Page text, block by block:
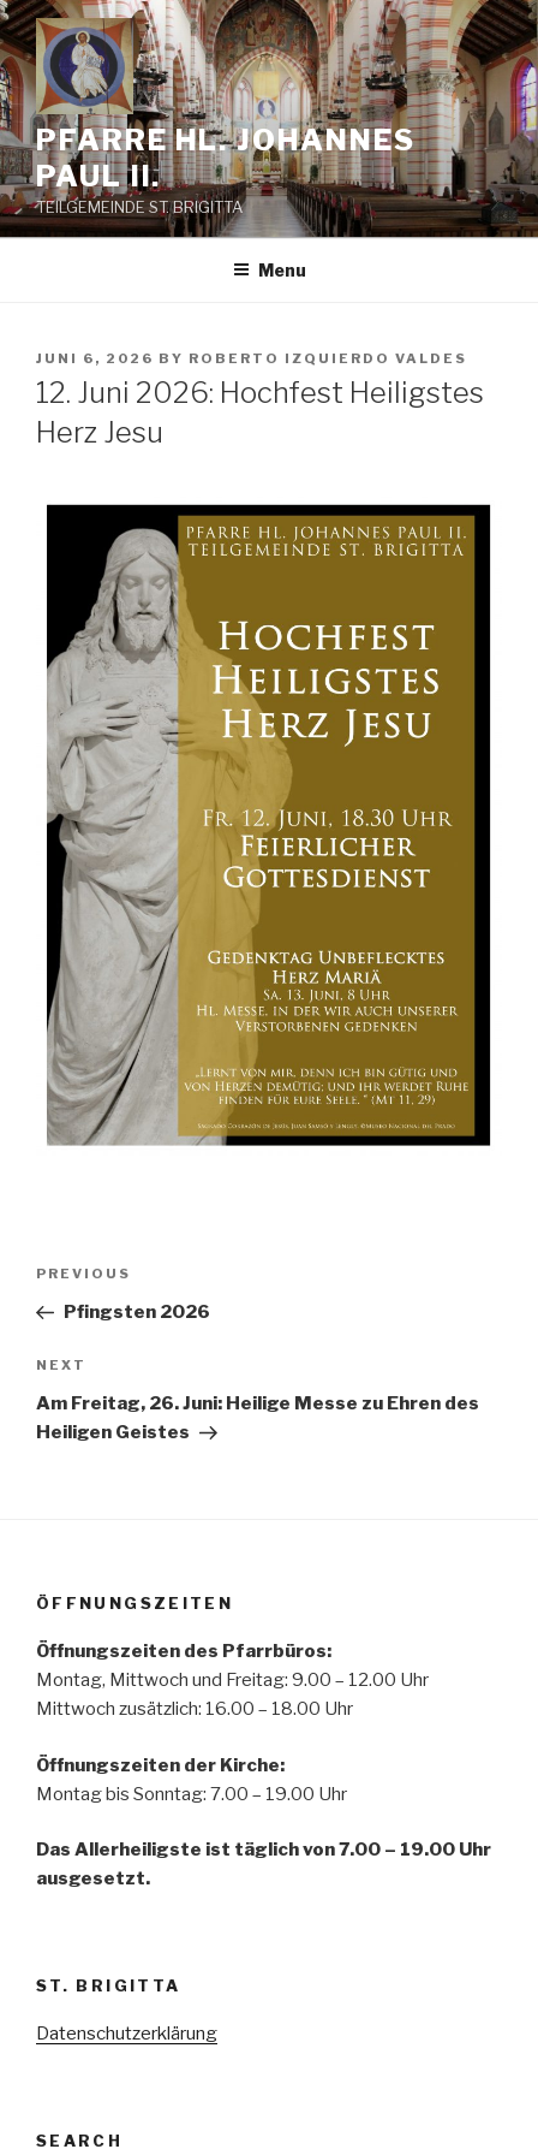
Skip
to
content
PFARRE HL. JOHANNES
PAUL II.
TEILGEMEINDE ST. BRIGITTA
Menu
POSTED
ON
JUNI 6, 2026 BY ROBERTO IZQUIERDO VALDES
12. Juni 2026: Hochfest Heiligstes
Herz Jesu
Beitrags-
Previous
Post
PREVIOUS
Pfingsten 2026
Next
Post
NEXT
Am Freitag, 26. Juni: Heilige Messe zu Ehren des
Heiligen Geistes
ÖFFNUNGSZEITEN
Öffnungszeiten des Pfarrbüros:
Montag, Mittwoch und Freitag: 9.00 – 12.00 Uhr
Mittwoch zusätzlich: 16.00 – 18.00 Uhr
Öffnungszeiten der Kirche:
Montag bis Sonntag: 7.00 – 19.00 Uhr
Das Allerheiligste ist täglich von 7.00 – 19.00 Uhr
ausgesetzt.
ST. BRIGITTA
Datenschutzerklärung
SEARCH